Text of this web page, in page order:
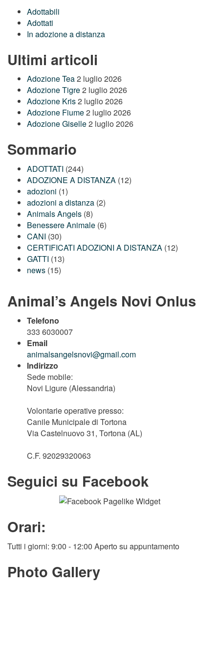
Adottabili
Adottati
In adozione a distanza
Ultimi articoli
Adozione Tea2 luglio 2026
Adozione Tigre2 luglio 2026
Adozione Kris2 luglio 2026
Adozione Fiume2 luglio 2026
Adozione Giselle2 luglio 2026
Sommario
ADOTTATI (244)
ADOZIONE A DISTANZA (12)
adozioni (1)
adozioni a distanza (2)
Animals Angels (8)
Benessere Animale (6)
CANI (30)
CERTIFICATI ADOZIONI A DISTANZA (12)
GATTI (13)
news (15)
Animal’s Angels Novi Onlus
Telefono
333 6030007
Email
animalsangelsnovi@gmail.com
Indirizzo
Sede mobile:
Novi Ligure (Alessandria)
Volontarie operative presso:
Canile Municipale di Tortona
Via Castelnuovo 31, Tortona (AL)
C.F. 92029320063
Seguici su Facebook
Orari:
Tutti i giorni: 9:00 - 12:00 Aperto su appuntamento
Photo Gallery